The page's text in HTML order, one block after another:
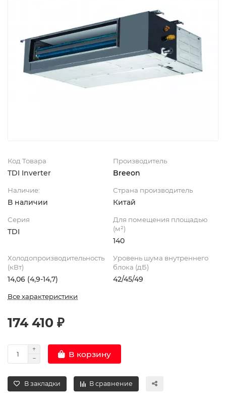
Код Товара
TDI Inverter
Производитель
Breeon
Наличие:
В наличии
Страна производитель
Китай
Серия
TDI
Для помещения площадью
(м²)
140
Холодопроизводительность
(кВт)
14,06 (4,9-14,7)
Уровень шума внутреннего
блока (дБ)
42/45/49
Все характеристики
174 410 ₽
В корзину
В закладки В сравнение